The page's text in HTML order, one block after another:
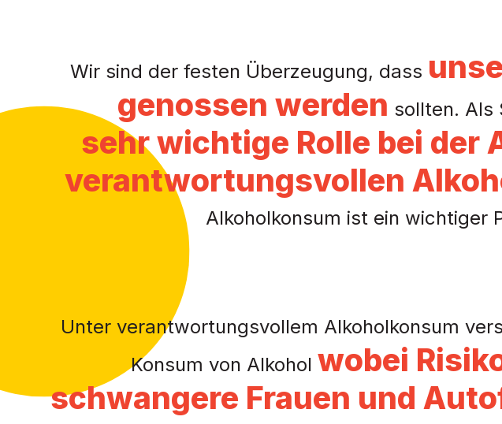
Wir sind der festen Überzeugung, dass
genossen werden sollten. Als
sehr wichtige Rolle bei der
verantwortungsvollen
Alkoholkonsum ist ein wichtiger
Unter verantwortungsvollem Alkoholkonsum
Konsum von Alkohol wobei
schwangere Frauen und